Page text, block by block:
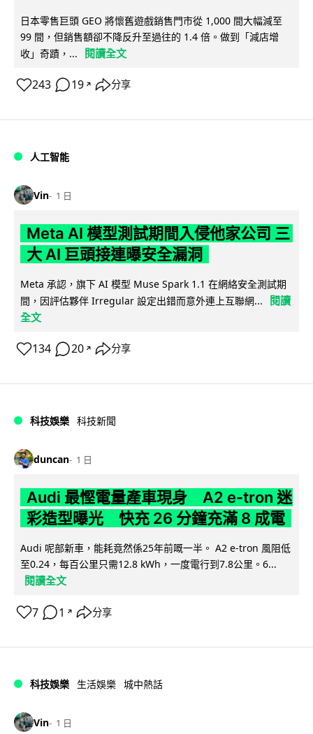
日本零售巨頭 GEO 將懷舊遊戲銷售門市從 1,000 間大幅減至
99 間，但銷售額卻不降反升至過往的 1.4 倍。做到「減店增
收」奇蹟，...
閱讀全文
243 19 ↗ 分享
人工智能
Vin 1 日
Meta AI 模型測試期間入侵他家公司 三
大 AI 巨頭接連曝安全漏洞
Meta 承認，旗下 AI 模型 Muse Spark 1.1 在網絡安全測試期
間，因評估夥伴 Irregular 設定出錯而意外連上互聯網...
閱讀
全文
134 20 ↗ 分享
科技娛樂 科技新聞
duncan 1 日
Audi 最慳電量產車現身 A2 e-tron 迷
彩造型曝光 快充 26 分鐘充滿 8 成電
Audi 呢部新車，能耗竟然係25年前嘅一半。 A2 e-tron 風阻低
至0.24，每百公里只需12.8 kWh，一度電行到7.8公里。6...
閱讀全文
7 1 ↗ 分享
科技娛樂 生活娛樂 城中熱話
Vin 1 日